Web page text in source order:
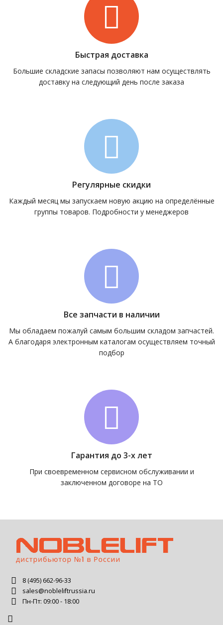
Быстрая доставка
Большие складские запасы позволяют нам осуществлять
доставку на следующий день после заказа
Регулярные скидки
Каждый месяц мы запускаем новую акцию на определённые
группы товаров. Подробности у менеджеров
Все запчасти в наличии
Мы обладаем пожалуй самым большим складом запчастей.
А благодаря электронным каталогам осуществляем точный
подбор
Гарантия до 3-х лет
При своевременном сервисном обслуживании и
заключенном договоре на ТО
8 (495) 662-96-33
sales@nobleliftrussia.ru
Пн-Пт: 09:00 - 18:00